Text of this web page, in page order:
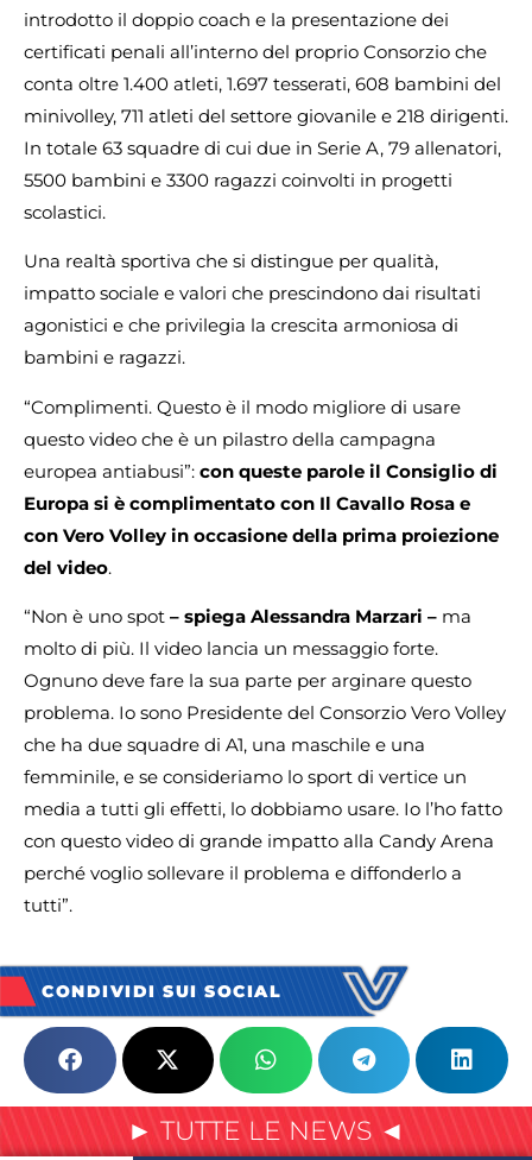
introdotto il doppio coach e la presentazione dei
certificati penali all’interno del proprio Consorzio che
conta oltre 1.400 atleti, 1.697 tesserati, 608 bambini del
minivolley, 711 atleti del settore giovanile e 218 dirigenti.
In totale 63 squadre di cui due in Serie A, 79 allenatori,
5500 bambini e 3300 ragazzi coinvolti in progetti
scolastici.
Una realtà sportiva che si distingue per qualità,
impatto sociale e valori che prescindono dai risultati
agonistici e che privilegia la crescita armoniosa di
bambini e ragazzi.
“Complimenti. Questo è il modo migliore di usare
questo video che è un pilastro della campagna
europea antiabusi”: con queste parole il Consiglio di
Europa si è complimentato con Il Cavallo Rosa e
con Vero Volley in occasione della prima proiezione
del video.
“Non è uno spot – spiega Alessandra Marzari – ma
molto di più. Il video lancia un messaggio forte.
Ognuno deve fare la sua parte per arginare questo
problema. Io sono Presidente del Consorzio Vero Volley
che ha due squadre di A1, una maschile e una
femminile, e se consideriamo lo sport di vertice un
media a tutti gli effetti, lo dobbiamo usare. Io l’ho fatto
con questo video di grande impatto alla Candy Arena
perché voglio sollevare il problema e diffonderlo a
tutti”.
CONDIVIDI SUI SOCIAL
► TUTTE LE NEWS ◄